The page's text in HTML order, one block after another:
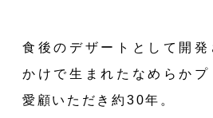
食後のデザートとして開発
かけで生まれたなめらか
愛顧いただき約30年。